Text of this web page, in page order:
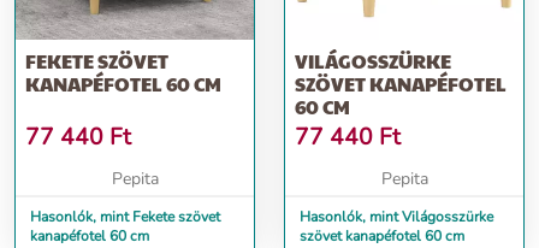
FEKETE SZÖVET
KANAPÉFOTEL 60 CM
77 440 Ft
Pepita
Hasonlók, mint Fekete szövet
kanapéfotel 60 cm
VILÁGOSSZÜRKE
SZÖVET KANAPÉFOTEL
60 CM
77 440 Ft
Pepita
Hasonlók, mint Világosszürke
szövet kanapéfotel 60 cm